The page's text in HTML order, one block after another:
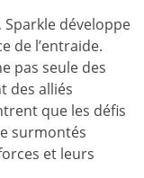
développe
de l’entraide.
pas seule des
des alliés
que les défis
surmontés
et leurs